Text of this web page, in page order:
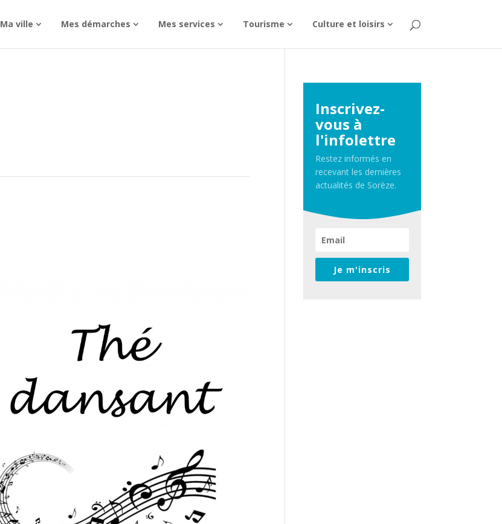
Ma ville Mes démarches Mes services Tourisme Culture et loisirs
Inscrivez-
vous à
l'infolettre
Restez informés en
recevant les dernières
actualités de Sorèze.
Je m'inscris